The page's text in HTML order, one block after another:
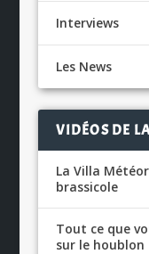
Interviews
Les News
VIDÉOS DE
La Villa
brassicole
Tout ce que
sur le houblon